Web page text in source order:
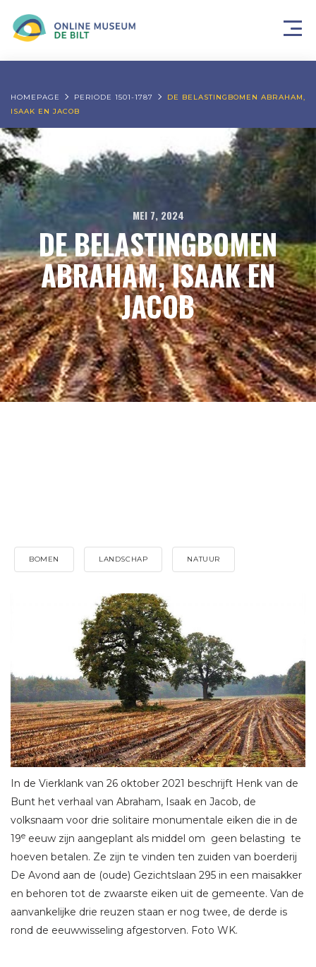
HOMEPAGE PERIODE 1501-1787
DE BELASTINGBOMEN ABRAHAM,
ISAAK EN JACOB
MEI 7, 2024
DE BELASTINGBOMEN
ABRAHAM, ISAAK EN
JACOB
BOMEN LANDSCHAP NATUUR
In de Vierklank van 26 oktober 2021 beschrijft Henk van de
Bunt het verhaal van Abraham, Isaak en Jacob, de
volksnaam voor drie solitaire monumentale eiken die in de
19e eeuw zijn aangeplant als middel om geen belasting te
hoeven betalen. Ze zijn te vinden ten zuiden van boerderij
De Avond aan de (oude) Gezichtslaan 295 in een maisakker
en behoren tot de zwaarste eiken uit de gemeente. Van de
aanvankelijke drie reuzen staan er nog twee, de derde is
rond de eeuwwisseling afgestorven. Foto WK.